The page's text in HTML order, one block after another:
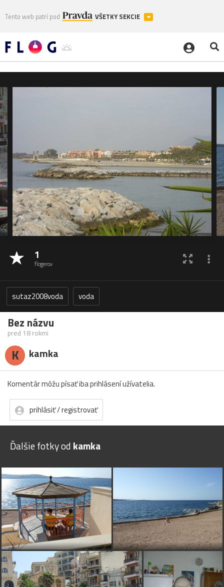
Tento web patrí pod VŠETKY SEKCIE
1
flogerov
sutaz2008voda voda
Bez názvu
pred 18 rokmi
K kamka
Komentár môžu písať iba prihlásení užívatelia.
prihlásiť / registrovať
Ďalšie fotky od kamka